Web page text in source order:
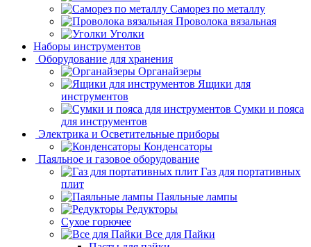
Саморез по металлу
Проволока вязальная
Уголки
Наборы инструментов
Оборудование для хранения
Органайзеры
Ящики для
инструментов
Сумки и пояса
для инструментов
Электрика и Осветительные приборы
Конденсаторы
Паяльное и газовое оборудование
Газ для портативных
плит
Паяльные лампы
Редукторы
Сухое горючее
Все для Пайки